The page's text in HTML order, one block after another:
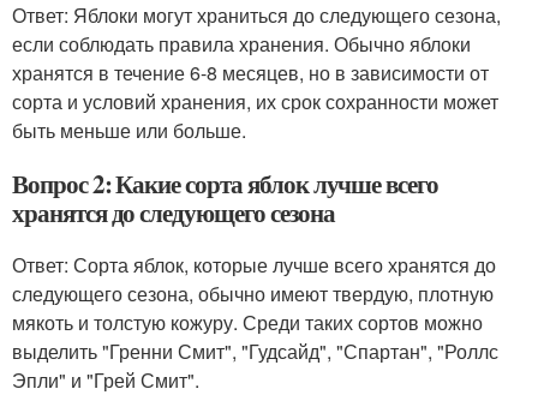
Ответ: Яблоки могут храниться до следующего сезона,
если соблюдать правила хранения. Обычно яблоки
хранятся в течение 6-8 месяцев, но в зависимости от
сорта и условий хранения, их срок сохранности может
быть меньше или больше.
Вопрос 2: Какие сорта яблок лучше всего
хранятся до следующего сезона
Ответ: Сорта яблок, которые лучше всего хранятся до
следующего сезона, обычно имеют твердую, плотную
мякоть и толстую кожуру. Среди таких сортов можно
выделить "Гренни Смит", "Гудсайд", "Спартан", "Роллс
Эпли" и "Грей Смит".